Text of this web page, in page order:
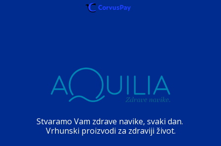
Stvaramo Vam zdrave navike, svaki dan.
Vrhunski proizvodi za zdraviji život.